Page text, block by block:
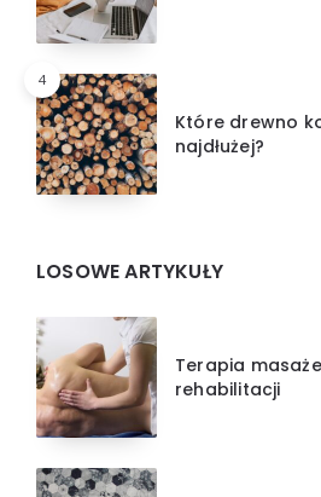
4
Które drewno
najdłużej?
LOSOWE ARTYKUŁY
Terapia
rehabilitacji